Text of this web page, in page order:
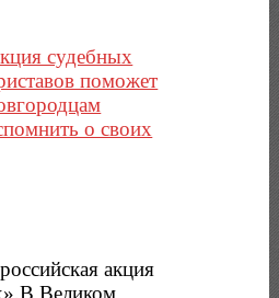
судебных
поможет
о своих
акция
Великом